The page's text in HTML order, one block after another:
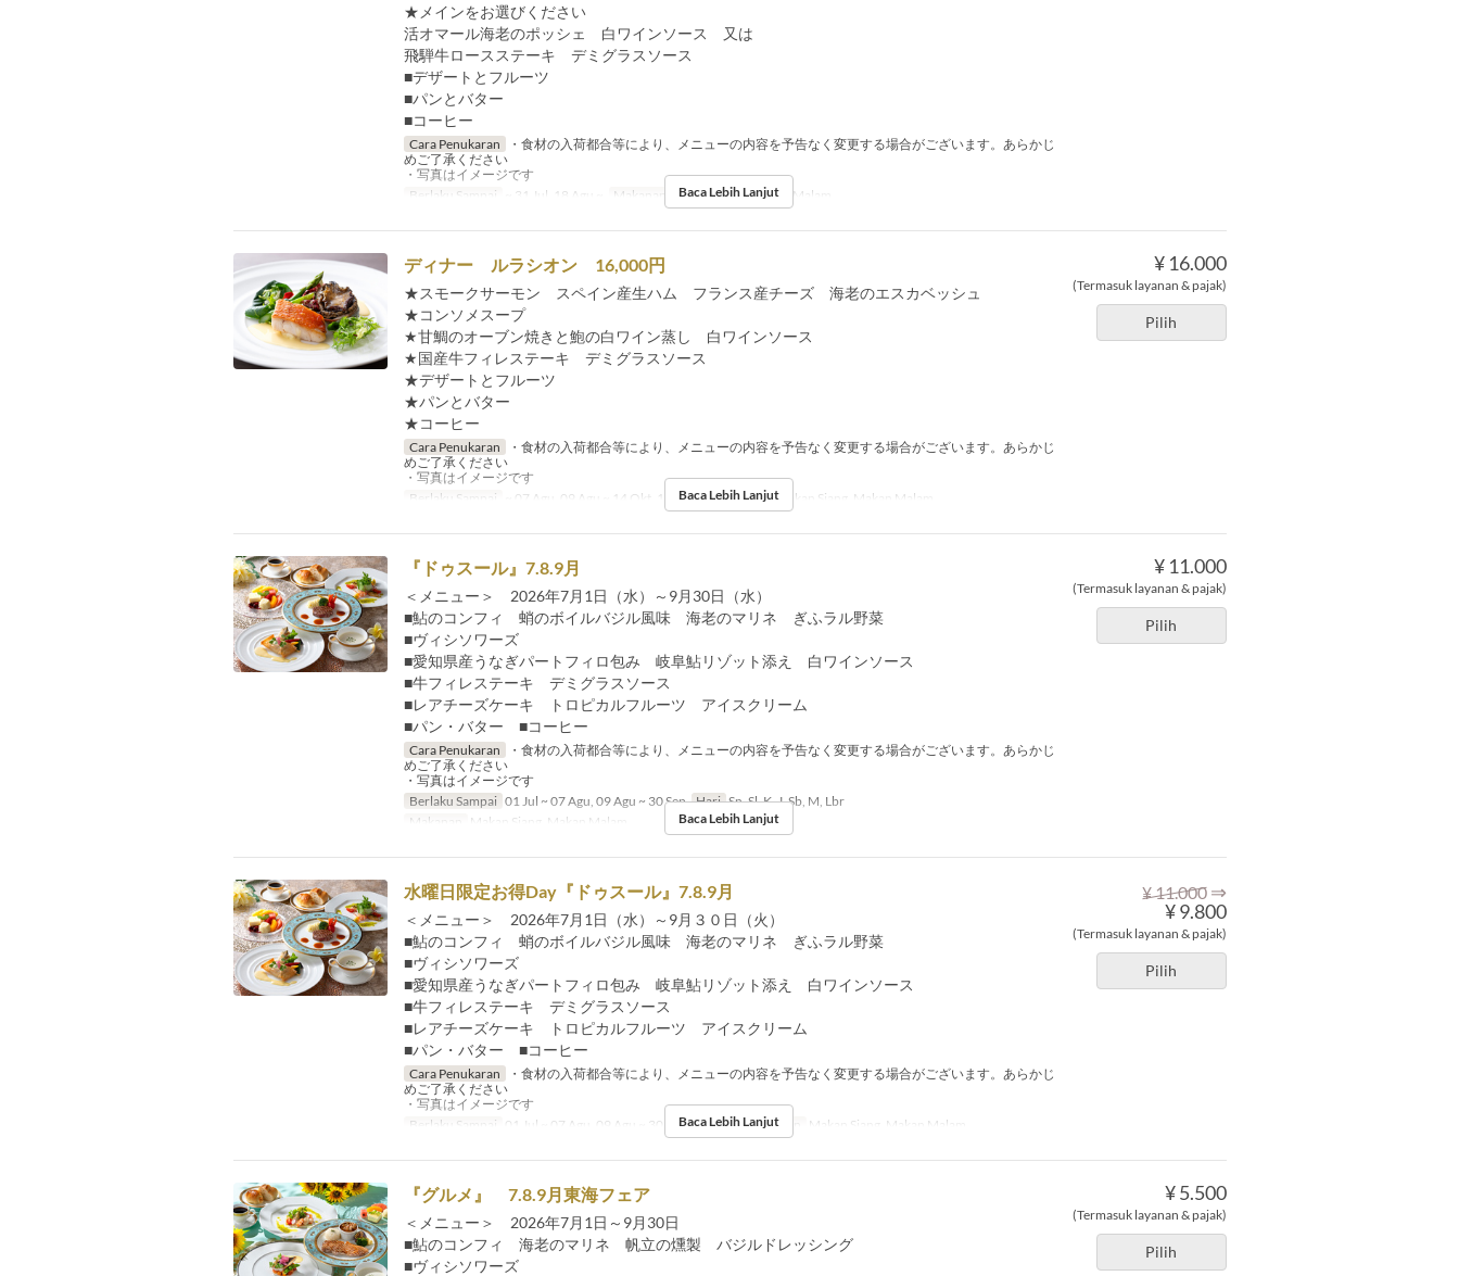
★メインをお選びください
活オマール海老のポッシェ 白ワインソース 又は
飛騨牛ロースステーキ デミグラスソース
■デザートとフルーツ
■パンとバター
■コーヒー
Cara Penukaran
・食材の入荷都合等により、メニューの内容を予告なく変更する場合がございます。あらかじ
めご了承ください
・写真はイメージです
Berlaku Sampai
~ 31 Jul, 18 Agu ~ Makanan Makan Siang, Makan Malam
Baca Lebih Lanjut
¥ 16.000
(Termasuk layanan & pajak)
Pilih
ディナー ルラシオン 16,000円
★スモークサーモン スペイン産生ハム フランス産チーズ 海老のエスカベッシュ
★コンソメスープ
★甘鯛のオーブン焼きと鮑の白ワイン蒸し 白ワインソース
★国産牛フィレステーキ デミグラスソース
★デザートとフルーツ
★パンとバター
★コーヒー
Cara Penukaran
・食材の入荷都合等により、メニューの内容を予告なく変更する場合がございます。あらかじ
めご了承ください
・写真はイメージです
Berlaku Sampai
~ 07 Agu, 09 Agu ~ 14 Okt, 16 Okt ~ Makanan Makan Siang, Makan Malam
Baca Lebih Lanjut
¥ 11.000
(Termasuk layanan & pajak)
Pilih
『ドゥスール』7.8.9月
＜メニュー＞ 2026年7月1日（水）～9月30日（水）
■鮎のコンフィ 蛸のボイルバジル風味 海老のマリネ ぎふラル野菜
■ヴィシソワーズ
■愛知県産うなぎパートフィロ包み 岐阜鮎リゾット添え 白ワインソース
■牛フィレステーキ デミグラスソース
■レアチーズケーキ トロピカルフルーツ アイスクリーム
■パン・バター ■コーヒー
Cara Penukaran
・食材の入荷都合等により、メニューの内容を予告なく変更する場合がございます。あらかじ
めご了承ください
・写真はイメージです
Berlaku Sampai 01 Jul ~ 07 Agu, 09 Agu ~ 30 Sep Hari Sn, Sl, K, J, Sb, M, Lbr
Makanan
Makan Siang, Makan Malam Baca Lebih Lanjut
¥ 11.000 ⇒
¥ 9.800
(Termasuk layanan & pajak)
Pilih
水曜日限定お得Day『ドゥスール』7.8.9月
＜メニュー＞ 2026年7月1日（水）～9月３０日（火）
■鮎のコンフィ 蛸のボイルバジル風味 海老のマリネ ぎふラル野菜
■ヴィシソワーズ
■愛知県産うなぎパートフィロ包み 岐阜鮎リゾット添え 白ワインソース
■牛フィレステーキ デミグラスソース
■レアチーズケーキ トロピカルフルーツ アイスクリーム
■パン・バター ■コーヒー
Cara Penukaran
・食材の入荷都合等により、メニューの内容を予告なく変更する場合がございます。あらかじ
めご了承ください
・写真はイメージです
Berlaku Sampai 01 Jul ~ 07 Agu, 09 Agu ~ 30 Sep Hari R Makanan Makan Siang, Makan Malam
Baca Lebih Lanjut
¥ 5.500
(Termasuk layanan & pajak)
Pilih
『グルメ』 7.8.9月東海フェア
＜メニュー＞ 2026年7月1日～9月30日
■鮎のコンフィ 海老のマリネ 帆立の燻製 バジルドレッシング
■ヴィシソワーズ